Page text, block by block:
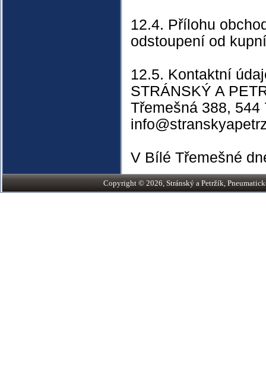
12.4. Přílohu
odstoupení od
12.5. Kontaktní
STRÁNSKÝ A
Třemešná 388,
V Bílé Třemešné
Copyright © 2026, Stránský a Petržík,